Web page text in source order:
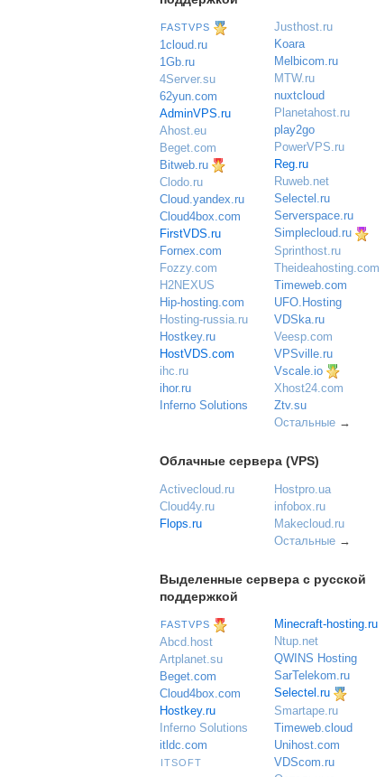
FASTVPS
1cloud.ru
1Gb.ru
4Server.su
62yun.com
AdminVPS.ru
Ahost.eu
Beget.com
Bitweb.ru
Clodo.ru
Cloud.yandex.ru
Cloud4box.com
FirstVDS.ru
Fornex.com
Fozzy.com
H2NEXUS
Hip-hosting.com
Hosting-russia.ru
Hostkey.ru
HostVDS.com
ihc.ru
ihor.ru
Inferno Solutions
Justhost.ru
Koara
Melbicom.ru
MTW.ru
nuxtcloud
Planetahost.ru
play2go
PowerVPS.ru
Reg.ru
Ruweb.net
Selectel.ru
Serverspace.ru
Simplecloud.ru
Sprinthost.ru
Theideahosting.com
Timeweb.com
UFO.Hosting
VDSka.ru
Veesp.com
VPSville.ru
Vscale.io
Xhost24.com
Ztv.su
Остальные →
Облачные сервера (VPS)
Activecloud.ru
Cloud4y.ru
Flops.ru
Hostpro.ua
infobox.ru
Makecloud.ru
Остальные →
Выделенные сервера с русской
поддержкой
FASTVPS
Abcd.host
Artplanet.su
Beget.com
Cloud4box.com
Hostkey.ru
Inferno Solutions
itldc.com
ITSOFT
Minecraft-hosting.ru
Ntup.net
QWINS Hosting
SarTelekom.ru
Selectel.ru
Smartape.ru
Timeweb.cloud
Unihost.com
VDScom.ru